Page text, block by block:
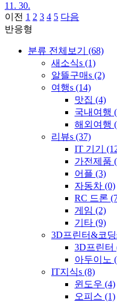
11. 30.
이전 1 2 3 4 5 다음
반응형
분류 전체보기 (68)
새소식s (1)
알뜰구매s (2)
여행s (14)
맛집 (4)
국내여행
해외여행
리뷰s (37)
IT 기기
가전제품
어플 (3)
자동차 (0)
RC 드론
게임 (2)
기타 (9)
3D프린터&코딩
3D프린터
아두이노
IT지식s (8)
윈도우 (4)
오피스 (1)